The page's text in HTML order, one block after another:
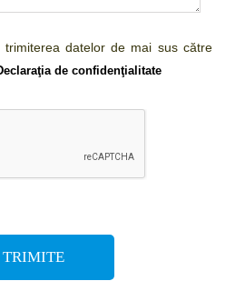
datelor de mai sus către
de confidenţialitate